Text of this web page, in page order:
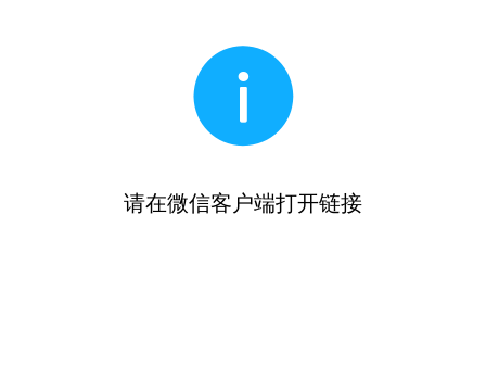
请在微信客户端打开链接